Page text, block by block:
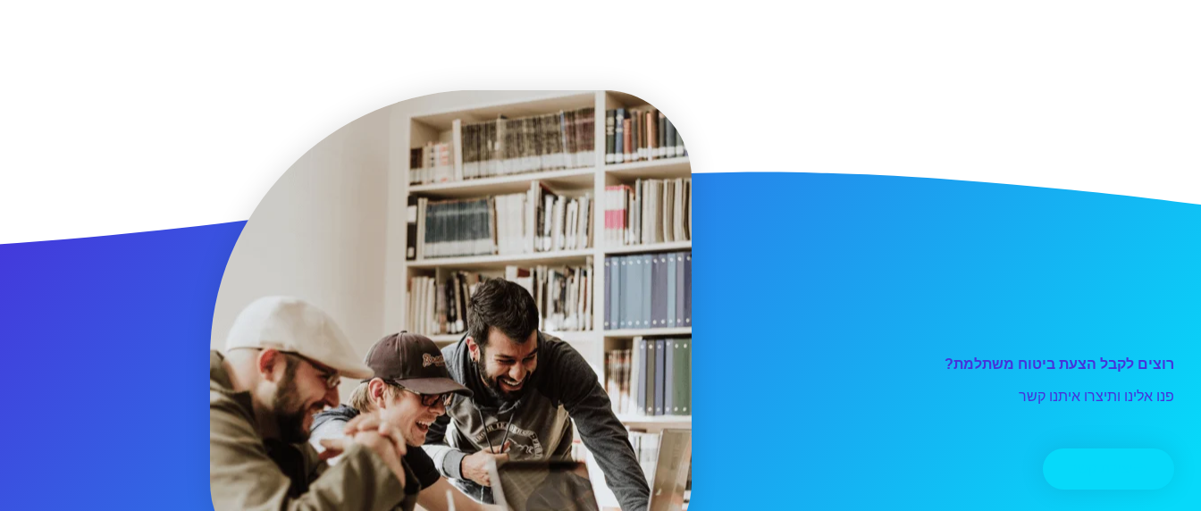
רוצים לקבל הצעת ביטוח משתלמת?
פנו אלינו ותיצרו איתנו קשר